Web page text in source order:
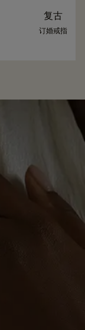
复古
订婚戒指